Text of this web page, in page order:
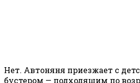
Нет. Автоняня приезжает с
бустером — подходящим по